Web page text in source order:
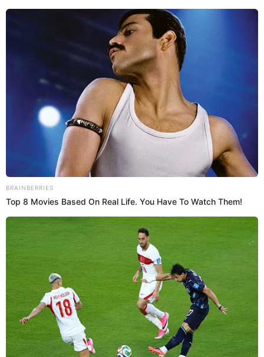
12 Sep 2025 | 13:29 h
Final del ‘Mundial de desayunos’ en PANTALLA
GIGANTE y con feria del pan con chicharrón:
Miraflores alista FIESTA gastronómica
El evento, que comenzará a las 9:00 a.m., contará con
emprendedores, influencers y actividades gastronómicas para
impulsar la votación entre el pan con chicharrón y la arepa
Rocío Benavides
Ibai Llanos